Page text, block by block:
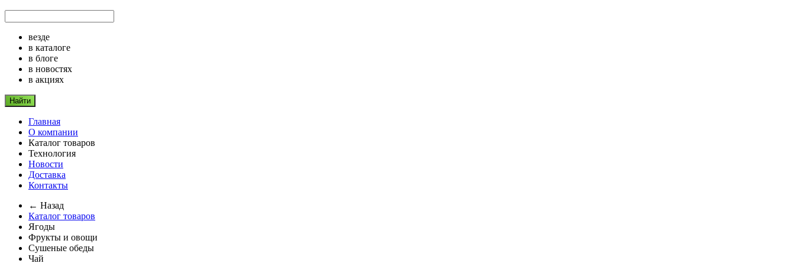
везде
в каталоге
в блоге
в новостях
в акциях
Найти
Главная
О компании
Каталог товаров
Технология
Новости
Доставка
Контакты
← Назад
Каталог товаров
Ягоды
Фрукты и овощи
Сушеные обеды
Чай